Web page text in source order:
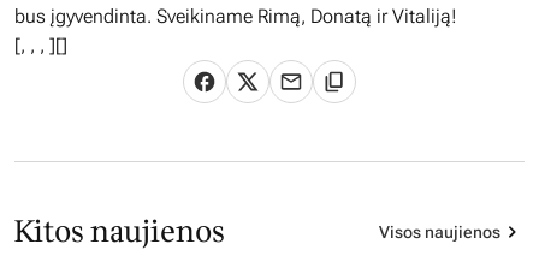
bus įgyvendinta. Sveikiname Rimą, Donatą ir Vitaliją!
[, , , ][]
Kitos naujienos Visos naujienos